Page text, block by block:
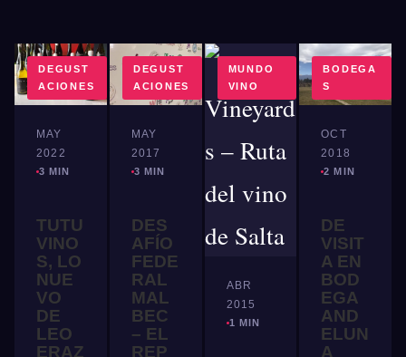
DEGUST
ACIONES
MAY
2022
3 MIN
TUTU
VINO
S, LO
NUE
VO
DE
LEO
ERAZ
DEGUST
ACIONES
MAY
2017
3 MIN
DES
AFÍO
FEDE
RAL
MAL
BEC
– EL
REP
MUNDO
VINO
ABR
2015
1 MIN
BODEGA
S
OCT
2018
2 MIN
DE
VISIT
A EN
BOD
EGA
AND
ELUN
A